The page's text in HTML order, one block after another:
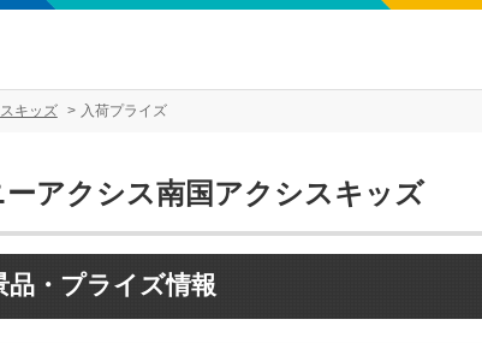
キッズ 入荷プライズ
ーアクシス南国アクシスキッズ
品・プライズ情報